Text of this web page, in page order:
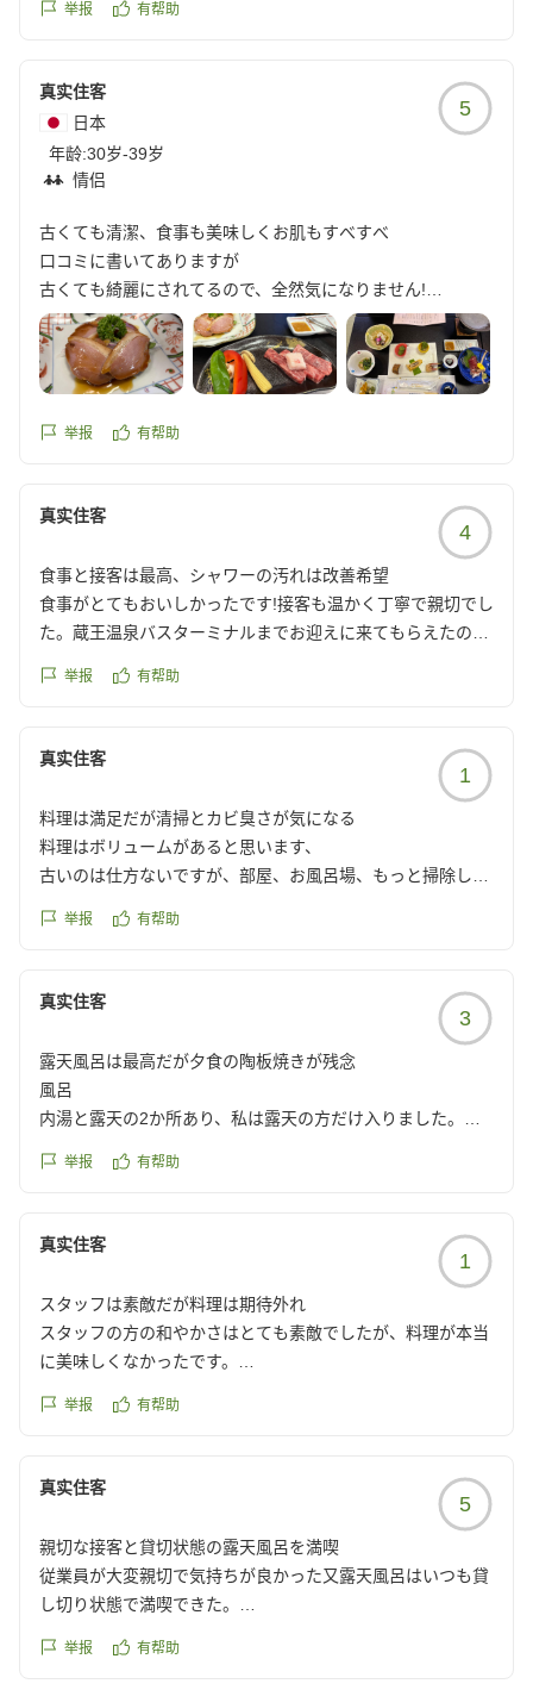
しかったです もちろん温泉も満足でお値段以上のホテルでし
クチコミの詳細はこちらから
reviewId=33123478225704
举报 有帮助
真实住客
日本
年龄:30岁-39岁
情侣
5
古くても清潔、食事も美味しくお肌もすべすべ
口コミに書いてありますが
古くても綺麗にされてるので、全然気になりません!
部屋に、エアコンが無くてびっくりしましたが過ごしやすか
ったです
お風呂も硫黄系で白く、お肌がすべすべになりました。露天
脱衣所には、ドライヤーが1つしか無いので
食事は、朝も夜も美味しかったです
スタッフの方も親切で、ゆっくり休む事が出来ました!
他の画像やクチコミの詳細はこちらから
reviewId=33123478224438
举报 有帮助
真实住客
4
食事と接客は最高、シャワーの汚れは改善希望
食事がとてもおいしかったです!接客も温かく丁寧で親切でし
た。蔵王温泉バスターミナルまでお迎えに来てもらえたのも
ったのはちょっと怖かったので、綺麗になると嬉しいです。
https://review.travel.rakuten.co.jp/hotel/voice/7747?
举报 有帮助
真实住客
1
料理は満足だが清掃とカビ臭さが気になる
料理はボリュームがあると思います、
古いのは仕方ないですが、部屋、お風呂場、もっと掃除した
従業員さん達は親切で対応はよかったです。
https://review.travel.rakuten.co.jp/hotel/voice/7747?
举报 有帮助
真实住客
3
露天風呂は最高だが夕食の陶板焼きが残念
風呂
内湯と露天の2か所あり、私は露天の方だけ入りました。
こともなく、最高でした。
全般的に悪くはないのですが、牛肉の陶板焼きが期待外れ。
卓上コンロ+固形燃料+焙烙で野菜と牛肉を焼くわけですが、
とにかく火力が足りない。「焼く」というより「低温調理」
みたいな仕上がり。
肉にはなんとか火は通りましたが、アツアツにはならず、焦
げ目も付かず、、、そして野菜は半生。
これなら卓上コンロは保温の意味合いだけにして、調理場で
コンロで加熱という意味では、朝食に出た芋煮鍋は良かった
卓上コンロ+固形燃料+ミニ鉄鍋でしたが、中に入っている芋
煮は調理済(煮込み済)のもので、固形燃料の火力でなんとか
90度くらいまでは加熱できたので、アツアツの芋煮が食べら
クチコミの詳細はこちらから
举报 有帮助
真实住客
1
スタッフは素敵だが料理は期待外れ
スタッフの方の和やかさはとても素敵でしたが、料理が本当
に美味しくなかったです。
うサシの全くない硬いお肉でがっかりしました。
いいお宿だと思います。
reviewId=33123478150215
举报 有帮助
真实住客
5
親切な接客と貸切状態の露天風呂を満喫
従業員が大変親切で気持ちが良かった又露天風呂はいつも貸
し切り状態で満喫できた。
クチコミの詳細はこちらから
举报 有帮助